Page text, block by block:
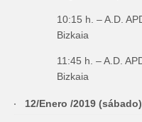
10:15 h. – A.D.
Bizkaia
11:45 h. – A.D.
Bizkaia
12/Enero /2019 (sábado)